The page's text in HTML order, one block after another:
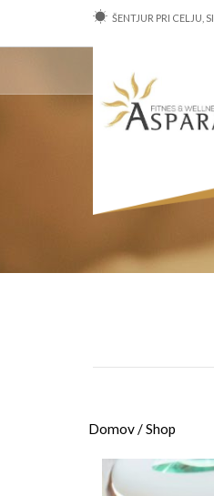
ŠENTJUR PRI CELJU, SI
Domov/ Shop